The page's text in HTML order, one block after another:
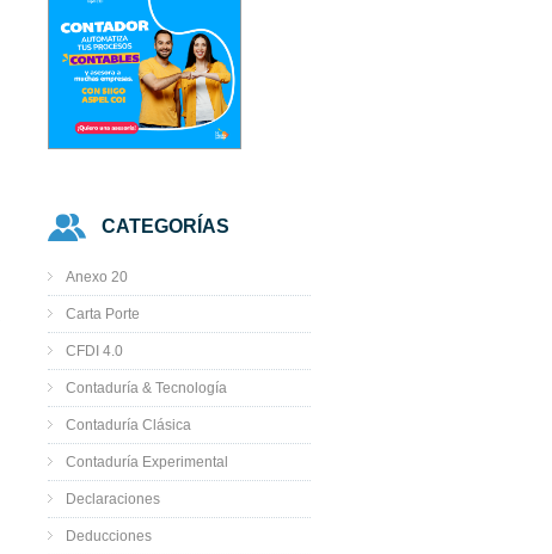
CATEGORÍAS
Anexo 20
Carta Porte
CFDI 4.0
Contaduría & Tecnología
Contaduría Clásica
Contaduría Experimental
Declaraciones
Deducciones